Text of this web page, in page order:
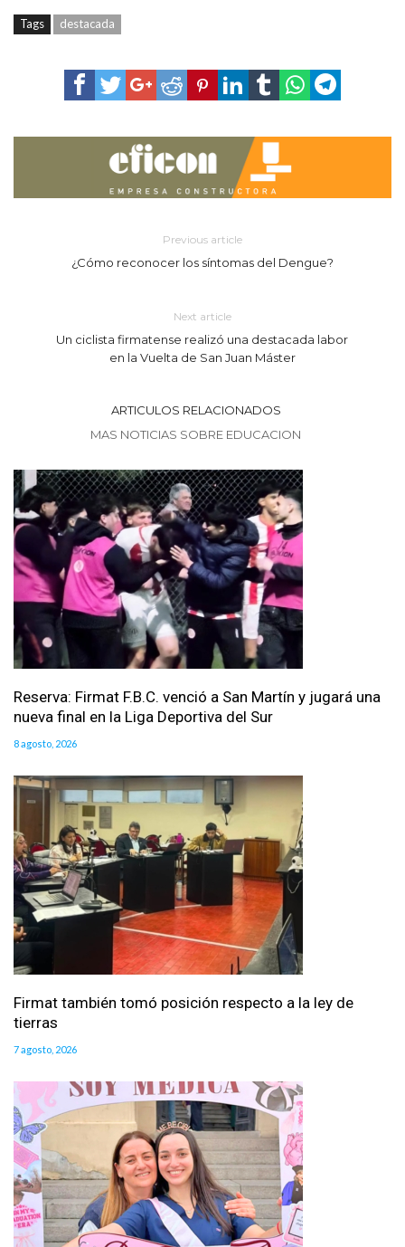
Tags destacada
Previous article
¿Cómo reconocer los síntomas del Dengue?
Next article
Un ciclista firmatense realizó una destacada labor
en la Vuelta de San Juan Máster
ARTICULOS RELACIONADOS
MAS NOTICIAS SOBRE EDUCACION
Reserva: Firmat F.B.C. venció a San Martín y jugará una
nueva final en la Liga Deportiva del Sur
8 agosto, 2026
Firmat también tomó posición respecto a la ley de
tierras
7 agosto, 2026